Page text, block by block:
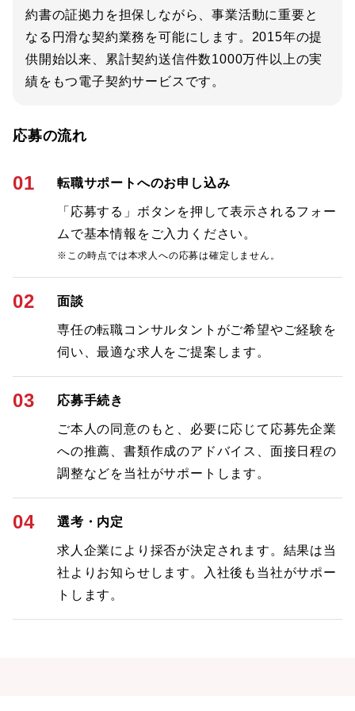
約書の証拠力を担保しながら、事業活動に重要と
なる円滑な契約業務を可能にします。2015年の提
供開始以来、累計契約送信件数1000万件以上の実
績をもつ電子契約サービスです。
応募の流れ
01 転職サポートへのお申し込み
「応募する」ボタンを押して表示されるフォー
ムで基本情報をご入力ください。
※この時点では本求人への応募は確定しません。
02 面談
専任の転職コンサルタントがご希望やご経験を
伺い、最適な求人をご提案します。
03 応募手続き
ご本人の同意のもと、必要に応じて応募先企業
への推薦、書類作成のアドバイス、面接日程の
調整などを当社がサポートします。
04 選考・内定
求人企業により採否が決定されます。結果は当
社よりお知らせします。入社後も当社がサポー
トします。